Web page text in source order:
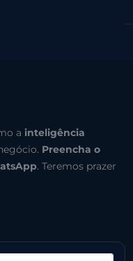
a inteligência
Preencha o
. Teremos prazer